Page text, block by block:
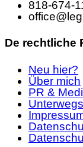
818-674-
De rechtliche
Neu hier?
Über mich
PR &
Unterwegs